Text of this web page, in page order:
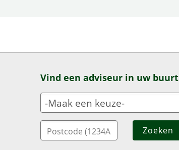
Vind een adviseur in uw buurt